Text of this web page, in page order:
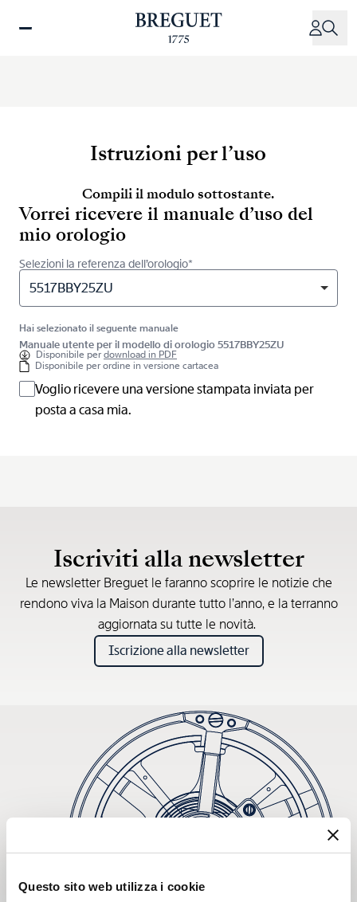
Questo sito web utilizza i cookie
Istruzioni per l’uso
Compili il modulo sottostante.
Vorrei ricevere il manuale d’uso del
mio orologio
Selezioni la referenza dell’orologio*
5517BBY25ZU
Hai selezionato il seguente manuale
Manuale utente per il modello di orologio 5517BBY25ZU
Disponibile perdownload in PDF
Disponibile per ordine in versione cartacea
Voglio ricevere una versione stampata inviata per
posta a casa mia.
Iscriviti alla newsletter
Le newsletter Breguet le faranno scoprire le notizie che
rendono viva la Maison durante tutto l’anno, e la terranno
aggiornata su tutte le novità.
Iscrizione alla newsletter